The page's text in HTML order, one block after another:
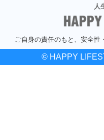
人
ご自身の責任のもと、安全性
© HAPPY